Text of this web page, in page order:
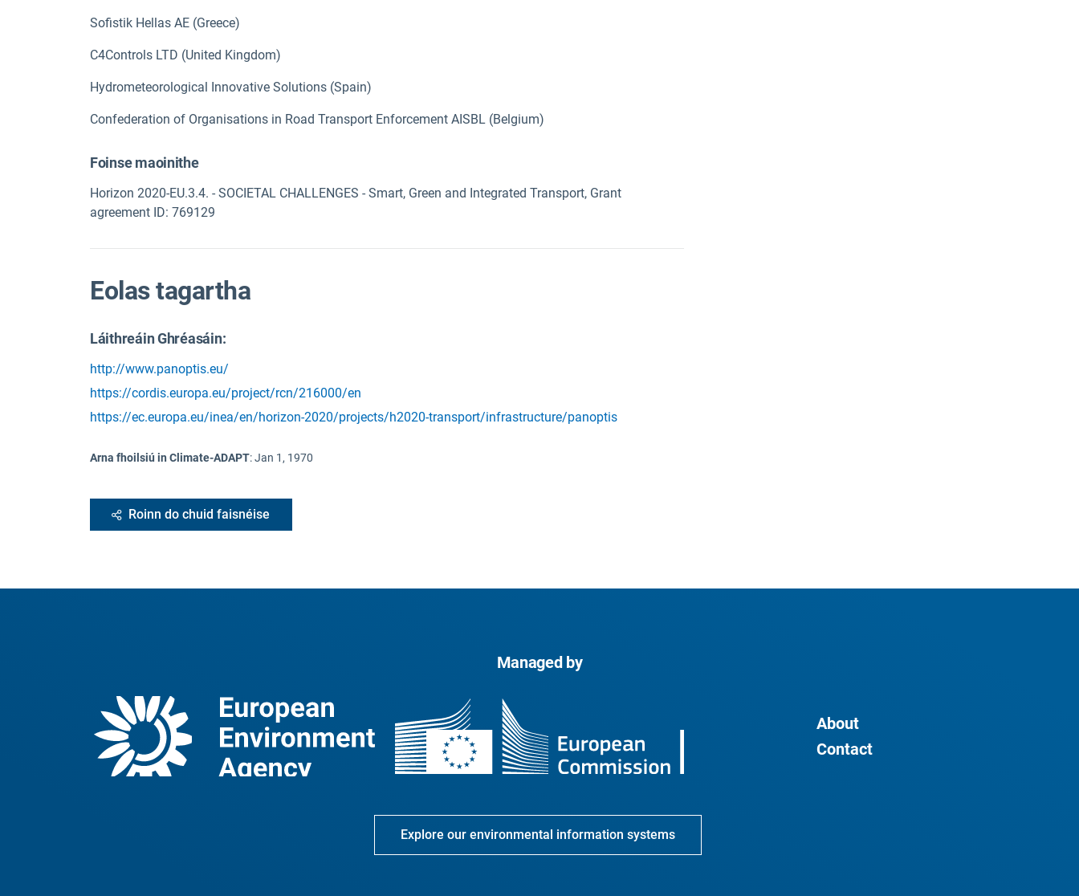
Sofistik Hellas AE (Greece)
C4Controls LTD (United Kingdom)
Hydrometeorological Innovative Solutions (Spain)
Confederation of Organisations in Road Transport Enforcement AISBL (Belgium)
Foinse maoinithe
Horizon 2020-EU.3.4. - SOCIETAL CHALLENGES - Smart, Green and Integrated Transport, Grant
agreement ID: 769129
Eolas tagartha
Láithreáin Ghréasáin:
http://www.panoptis.eu/
https://cordis.europa.eu/project/rcn/216000/en
https://ec.europa.eu/inea/en/horizon-2020/projects/h2020-transport/infrastructure/panoptis
Arna fhoilsiú in Climate-ADAPT:Jan 1, 1970
Roinn do chuid faisnéise
Managed by
About
Contact
Explore our environmental information systems